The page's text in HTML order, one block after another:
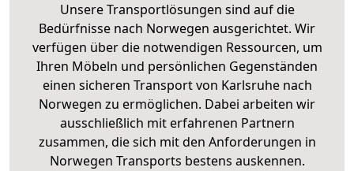
Unsere Transportlösungen sind auf die
Bedürfnisse nach Norwegen ausgerichtet. Wir
verfügen über die notwendigen Ressourcen, um
Ihren Möbeln und persönlichen Gegenständen
einen sicheren Transport von Karlsruhe nach
Norwegen zu ermöglichen. Dabei arbeiten wir
ausschließlich mit erfahrenen Partnern
zusammen, die sich mit den Anforderungen in
Norwegen Transports bestens auskennen.